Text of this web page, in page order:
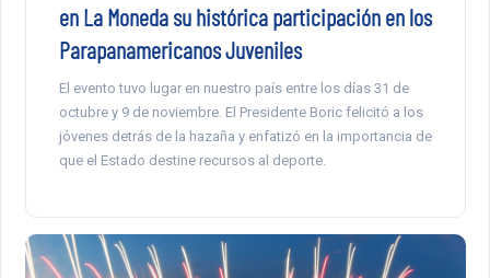
en La Moneda su histórica participación en los
Parapanamericanos Juveniles
El evento tuvo lugar en nuestro país entre los días 31 de
octubre y 9 de noviembre. El Presidente Boric felicitó a los
jóvenes detrás de la hazaña y enfatizó en la importancia de
que el Estado destine recursos al deporte.